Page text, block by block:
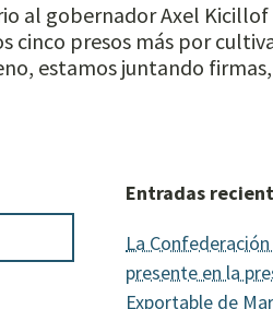
al gobernador Axel
cinco presos más por
estamos juntando
Entradas
La
presente en la
Exportable de